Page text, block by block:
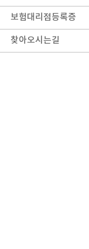
보험대리점등록증
찾아오시는길